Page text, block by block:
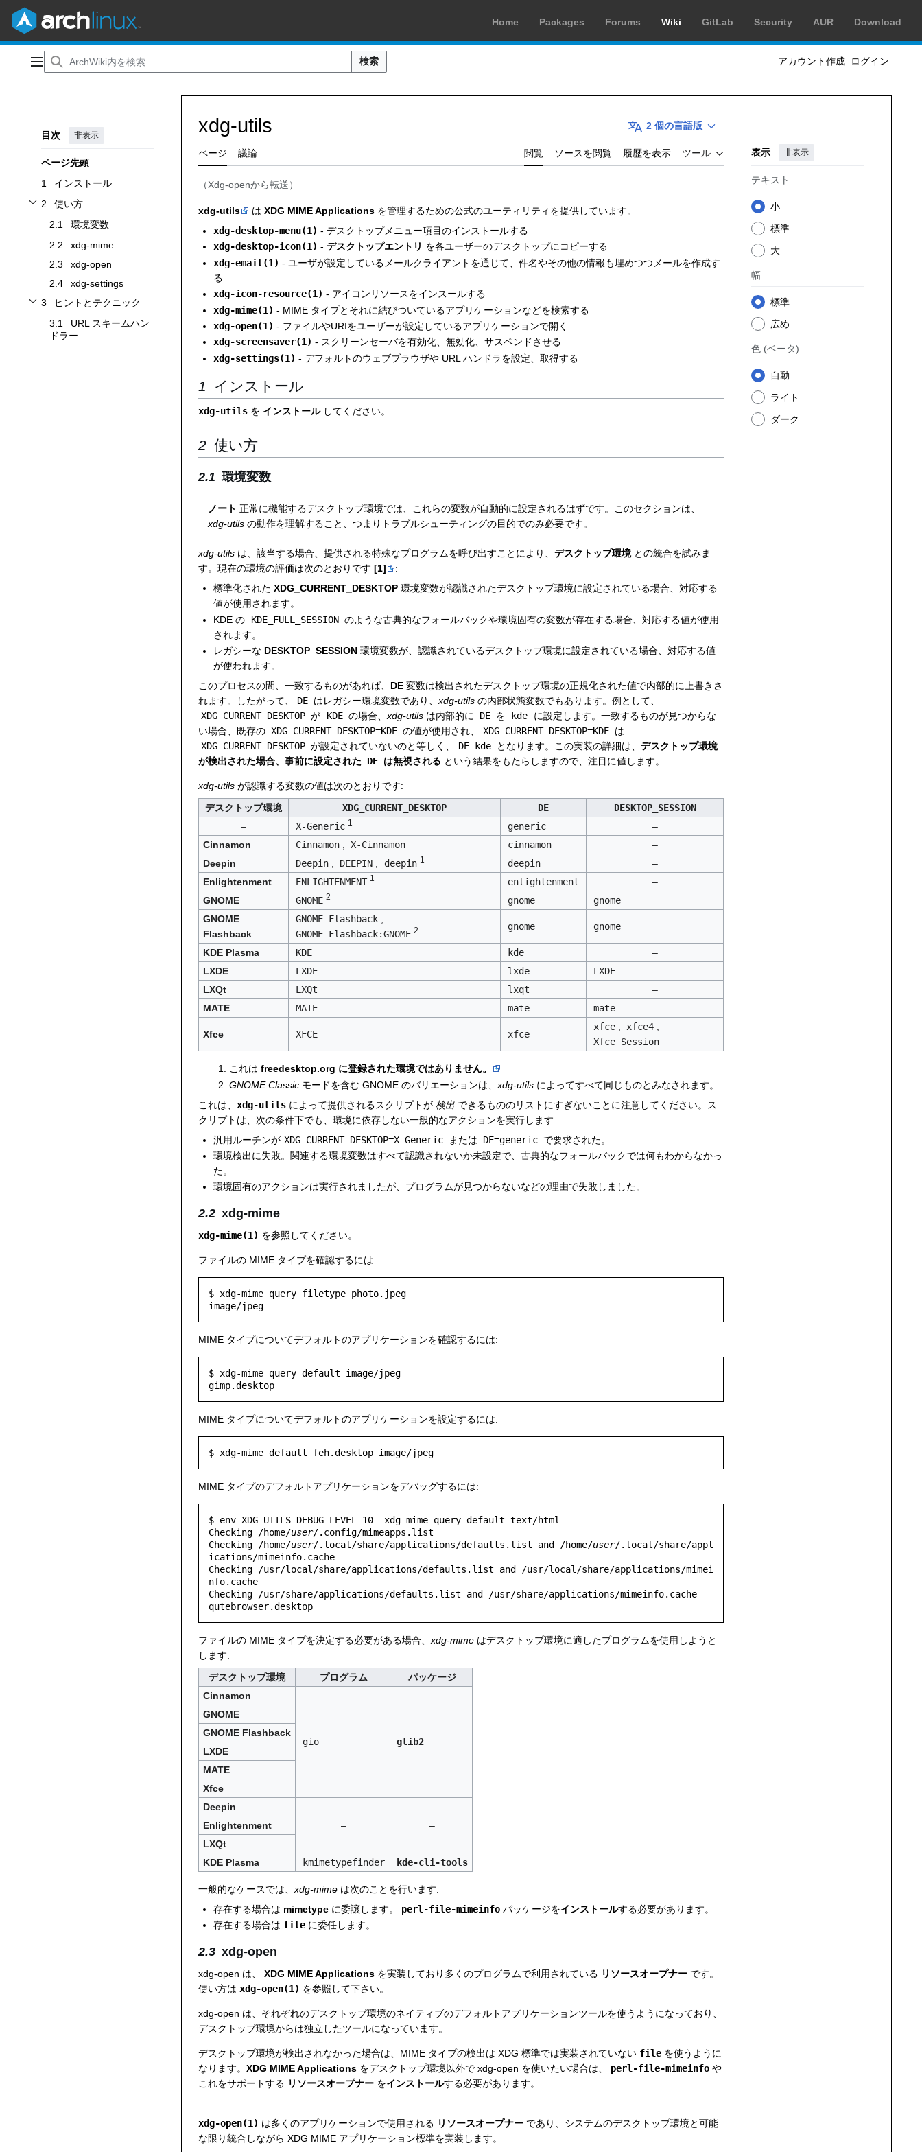
Home Packages Forums Wiki GitLab Security AUR Download
メインメニュー 検索 アカウント作成 ログイン
目次 非表示
ページ先頭
1
インストール
2
使い方
使い方サブセクションを切り替えます
2.1
環境変数
2.2
xdg-mime
2.3
xdg-open
2.4
xdg-settings
3
ヒントとテクニック
ヒントとテクニックサブセクションを切り替えます
3.1
URL スキームハン
ドラー
xdg-utils 2 個の言語版
ページ 議論 閲覧 ソースを閲覧 履歴を表示 ツール 表示 非表示
テキスト
小
標準
大
幅
標準
広め
色 (ベータ)
自動
ライト
ダーク
（Xdg-openから転送）
xdg-utils は XDG MIME Applications を管理するための公式のユーティリティを提供しています。
xdg-desktop-menu(1) - デスクトップメニュー項目のインストールする
xdg-desktop-icon(1) -デスクトップエントリ を各ユーザーのデスクトップにコピーする
xdg-email(1) - ユーザが設定しているメールクライアントを通じて、件名やその他の情報も埋めつつメールを作成す
る
xdg-icon-resource(1) - アイコンリソースをインスールする
xdg-mime(1) - MIME タイプとそれに結びついているアプリケーションなどを検索する
xdg-open(1) - ファイルやURIをユーザーが設定しているアプリケーションで開く
xdg-screensaver(1) - スクリーンセーバを有効化、無効化、サスペンドさせる
xdg-settings(1) - デフォルトのウェブブラウザや URL ハンドラを設定、取得する
インストール
xdg-utils を インストールしてください。
使い方
環境変数
ノート 正常に機能するデスクトップ環境では、これらの変数が自動的に設定されるはずです。このセクションは、
xdg-utils の動作を理解すること、つまりトラブルシューティングの目的でのみ必要です。
xdg-utils は、該当する場合、提供される特殊なプログラムを呼び出すことにより、 デスクトップ環境との統合を試みま
す。現在の環境の評価は次のとおりです [1]
:
標準化されたXDG_CURRENT_DESKTOP 環境変数が認識されたデスクトップ環境に設定されている場合、対応する
値が使用されます。
KDE の
KDE_FULL_SESSION のような古典的なフォールバックや環境固有の変数が存在する場合、対応する値が使用
されます。
レガシーな DESKTOP_SESSION 環境変数が、認識されているデスクトップ環境に設定されている場合、対応する値
が使われます。
このプロセスの間、一致するものがあれば、 DE 変数は検出されたデスクトップ環境の正規化された値で内部的に上書きさ
れます。したがって、
DE はレガシー環境変数であり、xdg-utils の内部状態変数でもあります。例として、
XDG_CURRENT_DESKTOP が KDE の場合、 xdg-utilsは内部的に DE を kde
に設定します。一致するものが見つからな
い場合、既存の XDG_CURRENT_DESKTOP=KDE の値が使用され、 XDG_CURRENT_DESKTOP=KDE は
XDG_CURRENT_DESKTOP が設定されていないのと等しく、 DE=kde となります。この実装の詳細は、 デスクトップ環境
が検出された場合、事前に設定された
DE は無視される という結果をもたらしますので、注目に値します。
xdg-utils が認識する変数の値は次のとおりです:
デスクトップ環境
XDG_CURRENT_DESKTOP DE
DESKTOP_SESSION
–
X-Generic 1 generic
–
Cinnamon
Cinnamon X-Cinnamon cinnamon
–
Deepin
Deepin DEEPIN deepin 1 deepin
–
Enlightenment
ENLIGHTENMENT 1 enlightenment
–
GNOME
GNOME 2 gnome
gnome
GNOME
Flashback
GNOME-Flashback
GNOME-Flashback:GNOME 2 gnome gnome
KDE Plasma KDE kde
–
LXDE
LXDE lxde
LXDE
LXQt
LXQt lxqt
–
MATE
MATE mate mate
Xfce XFCE xfce
xfce xfce4
Xfce Session
これは freedesktop.org に登録された環境ではありません。
GNOME Classicモードを含む GNOME のバリエーションは、 xdg-utilsによってすべて同じものとみなされます。
これは、 xdg-utils によって提供されるスクリプトが 検出 できるもののリストにすぎないことに注意してください。ス
クリプトは、次の条件下でも、環境に依存しない一般的なアクションを実行します:
汎用ルーチンが XDG_CURRENT_DESKTOP=X-Generic または DE=generic で要求された。
環境検出に失敗。関連する環境変数はすべて認識されないか未設定で、古典的なフォールバックでは何もわからなかっ
た。
環境固有のアクションは実行されましたが、プログラムが見つからないなどの理由で失敗しました。
xdg-mime
xdg-mime(1) を参照してください。
ファイルの MIME タイプを確認するには:
$ xdg-mime query filetype photo.jpeg
MIME タイプについてデフォルトのアプリケーションを確認するには:
$ xdg-mime query default image/jpeg
MIME タイプについてデフォルトのアプリケーションを設定するには:
MIME タイプのデフォルトアプリケーションをデバッグするには:
$ env XDG_UTILS_DEBUG_LEVEL=10  xdg-mime query default text/html
Checking /home/user/.config/mimeapps.list
Checking /home/user/.local/share/applications/defaults.list and /home/user/.local/share/appl
ications/mimeinfo.cache
Checking /usr/local/share/applications/defaults.list and /usr/local/share/applications/mimei
nfo.cache
Checking /usr/share/applications/defaults.list and /usr/share/applications/mimeinfo.cache
ファイルの MIME タイプを決定する必要がある場合、 xdg-mime はデスクトップ環境に適したプログラムを使用しようと
します:
デスクトップ環境
プログラム
パッケージ
Cinnamon
gio glib2
GNOME
GNOME Flashback
LXDE
MATE
Xfce
Deepin
–
–
Enlightenment
LXQt
KDE Plasma
kmimetypefinder kde-cli-tools
一般的なケースでは、 xdg-mime は次のことを行います:
存在する場合は mimetype に委譲します。 perl-file-mimeinfo パッケージをインストールする必要があります。
存在する場合は file に委任します。
xdg-open
xdg-open は、 XDG MIME Applications を実装しており多くのプログラムで利用されている リソースオープナー です。
使い方は xdg-open(1) を参照して下さい。
xdg-open は、それぞれのデスクトップ環境のネイティブのデフォルトアプリケーションツールを使うようになっており、
デスクトップ環境からは独立したツールになっています。
デスクトップ環境が検出されなかった場合は、MIME タイプの検出は XDG 標準では実装されていない file を使うように
なります。 XDG MIME Applications をデスクトップ環境以外で xdg-open を使いたい場合は、 perl-file-mimeinfo や
これをサポートする リソースオープナー をインストールする必要があります。
xdg-open(1) は多くのアプリケーションで使用される リソースオープナー であり、システムのデスクトップ環境と可能
な限り統合しながら XDG MIME アプリケーション標準を実装します。